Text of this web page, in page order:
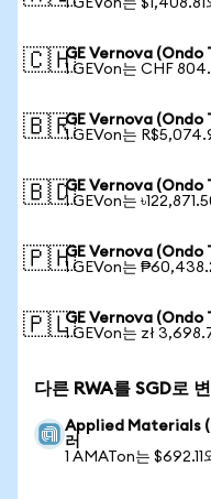
1 GEVon는 $1,408.81
🇨🇭GE Vernova (Ondo
1 GEVon는 CHF
🇧🇷GE Vernova (Ondo
1 GEVon는
🇧🇩GE Vernova (Ondo
1 GEVon는
🇵🇭GE Vernova (Ondo
1 GEVon는
🇵🇱GE Vernova (Ondo
1 GEVon는 zł
다른 RWA를 SGD로
Applied Materials
러
1 AMATon는 $692.11